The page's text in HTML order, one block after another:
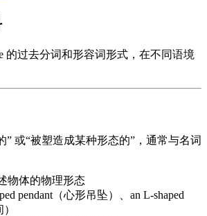
的过去分词和形容词形式，在不同语境
” 或“被塑造成某种形态的”，通常与名词
物体的物理形态
pendant（心形吊坠）、an L-shaped